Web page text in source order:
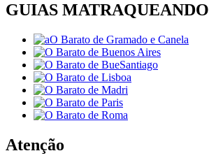
GUIAS MATRAQUEANDO
Atenção